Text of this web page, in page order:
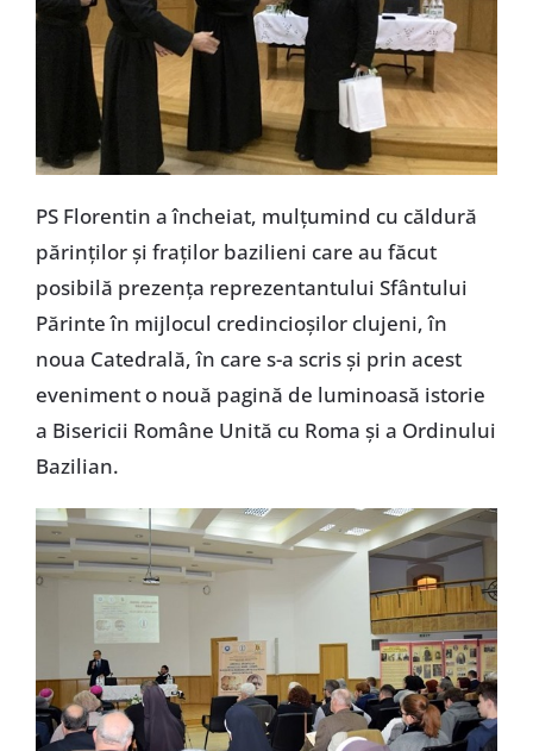
PS Florentin a încheiat, mulțumind cu căldură
părinților și fraților bazilieni care au făcut
posibilă prezența reprezentantului Sfântului
Părinte în mijlocul credincioșilor clujeni, în
noua Catedrală, în care s-a scris și prin acest
eveniment o nouă pagină de luminoasă istorie
a Bisericii Române Unită cu Roma și a Ordinului
Bazilian.